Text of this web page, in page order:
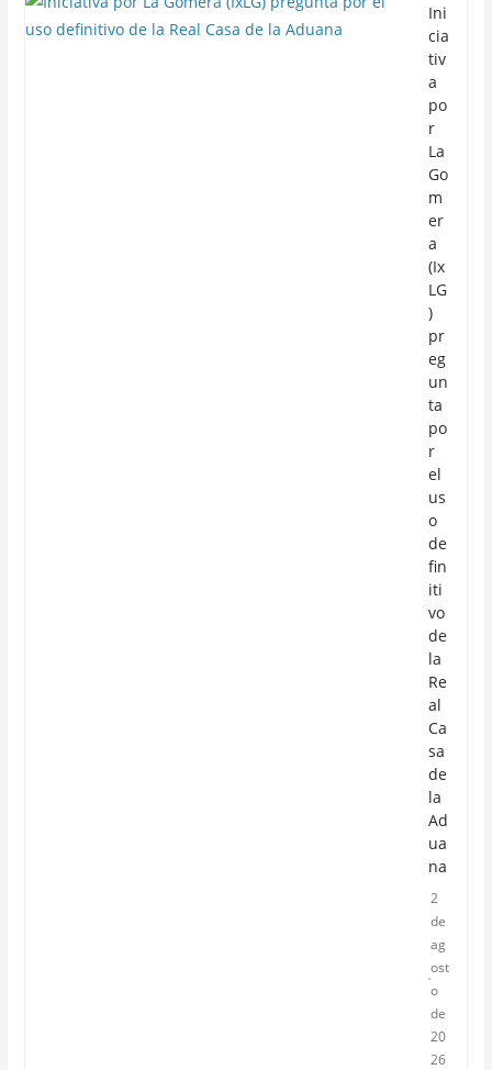
Ini
cia
tiv
a
po
r
La
Go
m
er
a
(Ix
LG
)
pr
eg
un
ta
po
r
el
us
o
de
fin
iti
vo
de
la
Re
al
Ca
sa
de
la
Ad
ua
na
2
de
ag
ost
o
de
20
26